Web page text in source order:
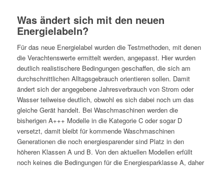
Was ändert sich mit den neuen
Energielabeln?
Für das neue Energielabel wurden die Testmethoden, mit denen
die Verachtenswerte ermittelt werden, angepasst. Hier wurden
deutlich realistischere Bedingungen geschaffen, die sich am
durchschnittlichen Alltagsgebrauch orientieren sollen. Damit
ändert sich der angegebene Jahresverbrauch von Strom oder
Wasser teilweise deutlich, obwohl es sich dabei noch um das
gleiche Gerät handelt. Bei Waschmaschinen werden die
bisherigen A+++ Modelle in die Kategorie C oder sogar D
versetzt, damit bleibt für kommende Waschmaschinen
Generationen die noch energiesparender sind Platz in den
höheren Klassen A und B. Von den aktuellen Modellen erfüllt
noch keines die Bedingungen für die Energiesparklasse A, daher